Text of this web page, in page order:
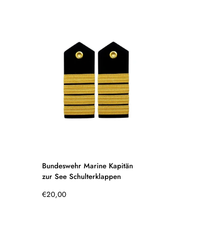
Bundeswehr Marine Kapitän
zur See Schulterklappen
Regulärer
€20,00